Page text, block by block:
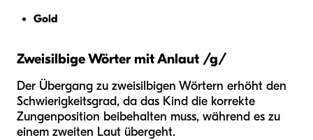
Gold
Zweisilbige Wörter mit Anlaut /g/
Der Übergang zu zweisilbigen Wörtern erhöht den
Schwierigkeitsgrad, da das Kind die korrekte
Zungenposition beibehalten muss, während es zu
einem zweiten Laut übergeht.